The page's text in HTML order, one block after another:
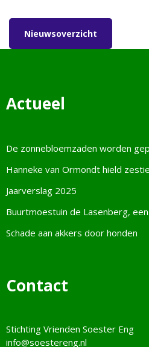
Nieuwsoverzicht
Actueel
De zonnebloemzaden worden
Hanneke van Ormondt hield
Jaarverslag 2025
Buurtmoestuin de Lasenberg,
Schade aan akkers door honden
Contact
Stichting Vrienden Soester Eng
info@soestereng.nl